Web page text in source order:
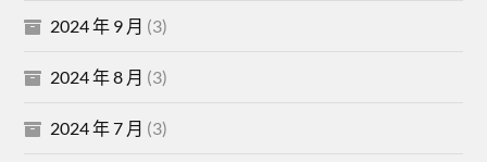
2024 年 9 月 (3)
2024 年 8 月 (3)
2024 年 7 月 (3)